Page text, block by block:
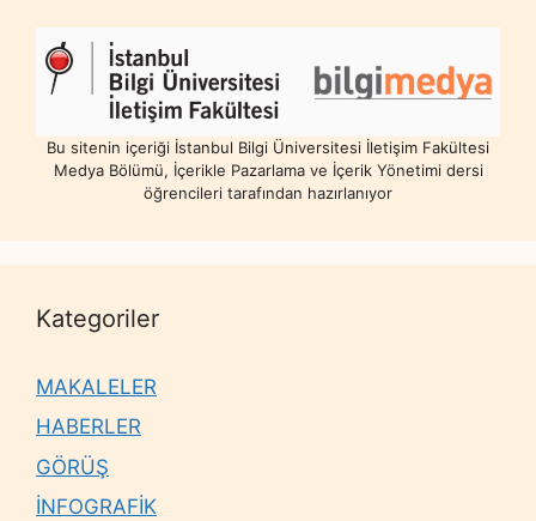
Bu sitenin içeriği İstanbul Bilgi Üniversitesi İletişim Fakültesi
Medya Bölümü, İçerikle Pazarlama ve İçerik Yönetimi dersi
öğrencileri tarafından hazırlanıyor
Kategoriler
MAKALELER
HABERLER
GÖRÜŞ
İNFOGRAFİK